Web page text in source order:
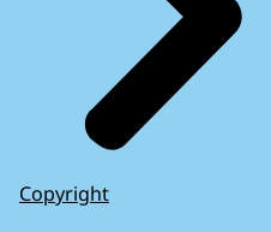
Copyright